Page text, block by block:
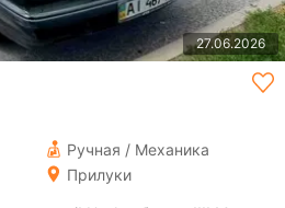
27.06.2026
Ручная / Механика
Прилуки